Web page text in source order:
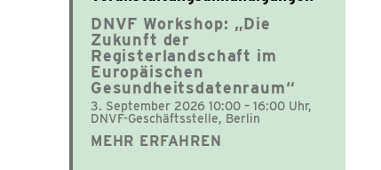
DNVF Workshop: „Die
Zukunft der
Registerlandschaft im
Europäischen
Gesundheitsdatenraum“
3. September 2026 10:00 – 16:00 Uhr,
DNVF-Geschäftsstelle, Berlin
MEHR ERFAHREN